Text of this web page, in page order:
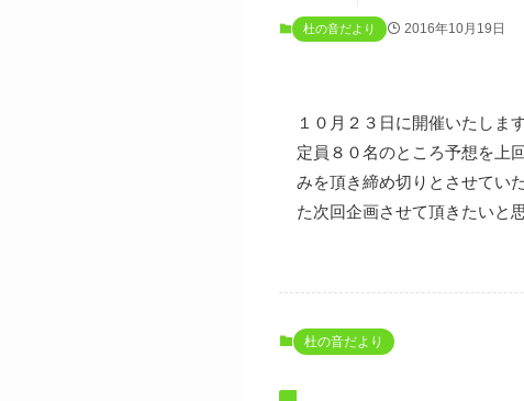
杜の音だより 2016年10月19日
１０月２３日に開催いたしま
定員８０名のところ予想を上
みを頂き締め切りとさせてい
た次回企画させて頂きたいと
杜の音だより